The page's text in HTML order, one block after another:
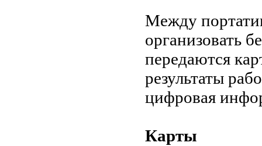
Между
организовать
передаются
результаты
цифровая
Карты